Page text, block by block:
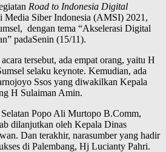
Road to Indonesia Digital
Media Siber Indonesia (AMSI) 2021,
dengan tema “Akselerasi Digital
padaSenin (15/11).
tersebut, ada empat orang, yaitu H
selaku keynote. Kemudian, ada
Ssos yang diwakilkan Kepala
H Sulaiman Amin.
Popo Ali Murtopo B.Comm,
dilanjutkan oleh Kepala Dinas
Dan terakhir, narasumber yang hadir
di Palembang, Hj Lucianty Pahri.